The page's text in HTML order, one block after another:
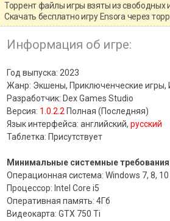
Торрент файлы игры взяты из свободных
Скачать бесплатно игру Ensora через
Информация об игре:
Год выпуска: 2023
Жанр: Экшены, Приключенческие игры,
Разработчик: Dex Games Studio
Версия: 1.0.2.2 Полная (Последняя)
Язык интерфейса: английский, русский
Таблетка: Присутствует
Минимальные системные
Операционная система: Windows 7, 8, 10
Процессор: Intel Core i5
Оперативная память: 4Гб
Видеокарта: GTX 750 Ti